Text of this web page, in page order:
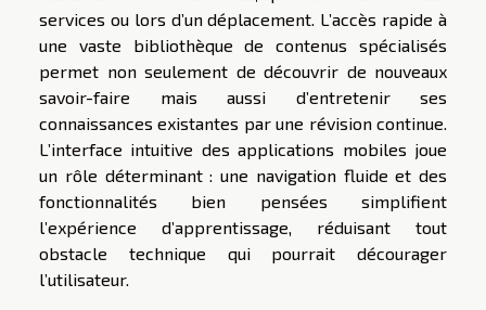
services ou lors d’un déplacement. L’accès rapide à
une vaste bibliothèque de contenus spécialisés
permet non seulement de découvrir de nouveaux
savoir-faire mais aussi d’entretenir ses
connaissances existantes par une révision continue.
L’interface intuitive des applications mobiles joue
un rôle déterminant : une navigation fluide et des
fonctionnalités bien pensées simplifient
l’expérience d’apprentissage, réduisant tout
obstacle technique qui pourrait décourager
l’utilisateur.